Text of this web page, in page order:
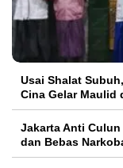
Usai Shalat
Cina Gelar Maulid
Jakarta Anti
dan Bebas